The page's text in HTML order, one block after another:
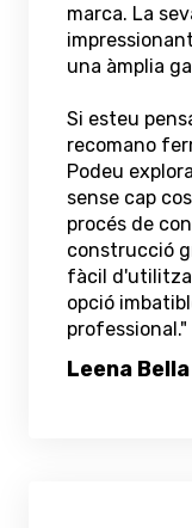
marca. La
una àmplia
Si esteu
recomano
Podeu
sense cap
procés de
construcció
fàcil
opció
professional."
Leena